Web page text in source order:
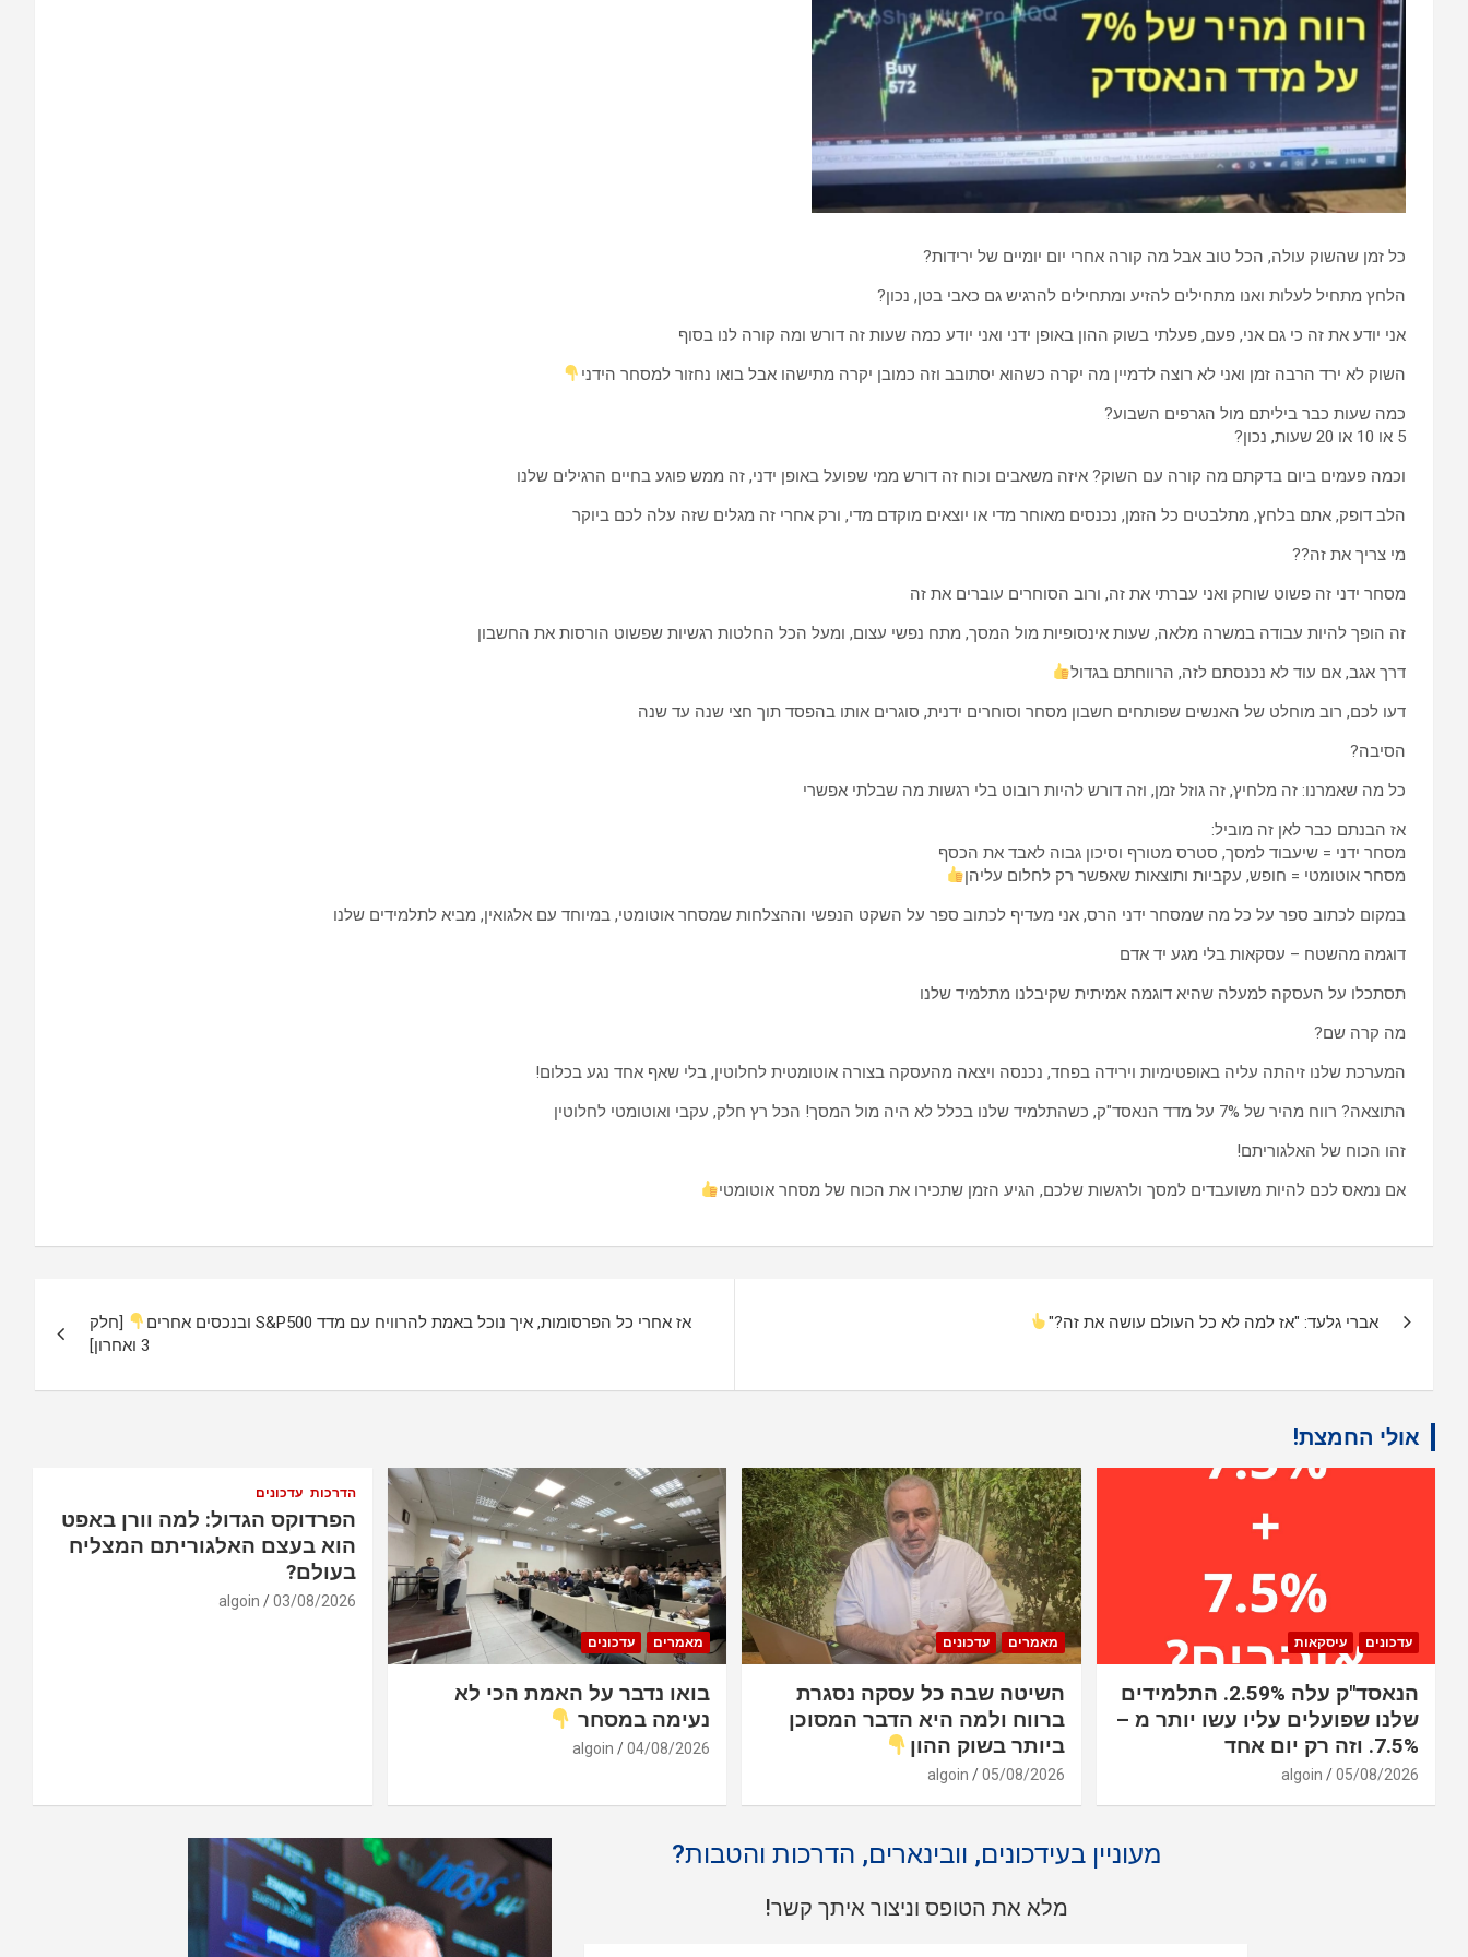
כל זמן שהשוק עולה, הכל טוב אבל מה קורה אחרי יום יומיים של ירידות?
הלחץ מתחיל לעלות ואנו מתחילים להזיע ומתחילים להרגיש גם כאבי בטן, נכון?
אני יודע את זה כי גם אני, פעם, פעלתי בשוק ההון באופן ידני ואני יודע כמה שעות זה דורש ומה קורה לנו בסוף
השוק לא ירד הרבה זמן ואני לא רוצה לדמיין מה יקרה כשהוא יסתובב וזה כמובן יקרה מתישהו אבל בואו נחזור למסחר הידני
כמה שעות כבר ביליתם מול הגרפים השבוע?
5 או 10 או 20 שעות, נכון?
וכמה פעמים ביום בדקתם מה קורה עם השוק? איזה משאבים וכוח זה דורש ממי שפועל באופן ידני, זה ממש פוגע בחיים הרגילים שלנו
הלב דופק, אתם בלחץ, מתלבטים כל הזמן, נכנסים מאוחר מדי או יוצאים מוקדם מדי, ורק אחרי זה מגלים שזה עלה לכם ביוקר
מי צריך את זה??
מסחר ידני זה פשוט שוחק ואני עברתי את זה, ורוב הסוחרים עוברים את זה
זה הופך להיות עבודה במשרה מלאה, שעות אינסופיות מול המסך, מתח נפשי עצום, ומעל הכל החלטות רגשיות שפשוט הורסות את החשבון
דרך אגב, אם עוד לא נכנסתם לזה, הרווחתם בגדול
דעו לכם, רוב מוחלט של האנשים שפותחים חשבון מסחר וסוחרים ידנית, סוגרים אותו בהפסד תוך חצי שנה עד שנה
הסיבה?
כל מה שאמרנו: זה מלחיץ, זה גוזל זמן, וזה דורש להיות רובוט בלי רגשות מה שבלתי אפשרי
אז הבנתם כבר לאן זה מוביל:
מסחר ידני = שיעבוד למסך, סטרס מטורף וסיכון גבוה לאבד את הכסף
מסחר אוטומטי = חופש, עקביות ותוצאות שאפשר רק לחלום עליהן
במקום לכתוב ספר על כל מה שמסחר ידני הרס, אני מעדיף לכתוב ספר על השקט הנפשי וההצלחות שמסחר אוטומטי, במיוחד עם אלגואין, מביא לתלמידים שלנו
דוגמה מהשטח – עסקאות בלי מגע יד אדם
תסתכלו על העסקה למעלה שהיא דוגמה אמיתית שקיבלנו מתלמיד שלנו
מה קרה שם?
המערכת שלנו זיהתה עליה באופטימיות וירידה בפחד, נכנסה ויצאה מהעסקה בצורה אוטומטית לחלוטין, בלי שאף אחד נגע בכלום!
התוצאה? רווח מהיר של 7% על מדד הנאסד"ק, כשהתלמיד שלנו בכלל לא היה מול המסך! הכל רץ חלק, עקבי ואוטומטי לחלוטין
זהו הכוח של האלגוריתם!
אם נמאס לכם להיות משועבדים למסך ולרגשות שלכם, הגיע הזמן שתכירו את הכוח של מסחר אוטומטי
אברי גלעד: "אז למה לא כל העולם עושה את זה?" אז אחרי כל הפרסומות, איך נוכל באמת להרוויח עם מדד S&P500 ובנכסים אחרים
[חלק
3 ואחרון]
אולי החמצת!
עדכונים עיסקאות
הנאסד"ק עלה 2.59%. התלמידים
שלנו שפועלים עליו עשו יותר מ –
7.5%. וזה רק יום אחד
05/08/2026
algoin
מאמרים עדכונים
השיטה שבה כל עסקה נסגרת
ברווח ולמה היא הדבר המסוכן
ביותר בשוק ההון
05/08/2026
algoin
מאמרים עדכונים
בואו נדבר על האמת הכי לא
נעימה במסחר
04/08/2026
algoin
הדרכות עדכונים
הפרדוקס הגדול: למה וורן באפט
הוא בעצם האלגוריתם המצליח
בעולם?
03/08/2026
algoin
מעוניין בעידכונים, וובינארים, הדרכות והטבות?
מלא את הטופס וניצור איתך קשר!